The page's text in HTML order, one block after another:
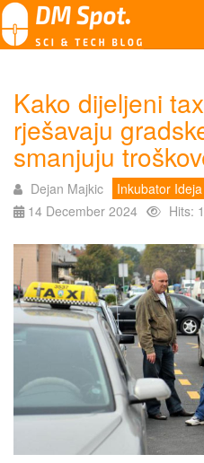
Kako dijeljeni
rješavaju
smanjuju
Dejan Majkic
Inkubator Ideja
14 December 2024
Hits: